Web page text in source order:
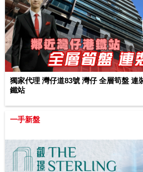
獨家代理 灣仔道83號 灣仔 全層筍盤 連
鐵站
一手新盤